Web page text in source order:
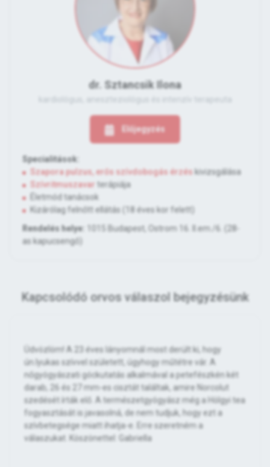
dr. Sztancsik Ilona
Előjegyzés
Specialitások:
Szapora pulzus, erős szívdobogás érzés kivizsgálása
Szívritmuszavar terápiája
Életmód tanácsok
Kizárólag felnőtt ellátás (18 éves kor felett)
Rendelés helye:
1015 Budapest, Ostrom 16. II.em./6. (28-
as kapucsengő)
Kapcsolódó orvos válaszol bejegyzésünk
Üdvözlöm! A 23 éves lányomnál most derült ki, hogy
ún.lyukas szívvel született, úgyhogy műtétre vár. A
nőgyógyászati góckutatás alkalmával a petefészkén két
darab, 26 és 27 mm-es cisztát találtak, amire Norcolut
szedését írták elő. A természetgyógyász még a Hölgyi tea
fogyasztását is javasolná, de nem tudjuk, hogy ezt a
szívbetegsége miatt ihatja-e. Erre szeretném a
válaszukat. Köszönettel: Gabriella